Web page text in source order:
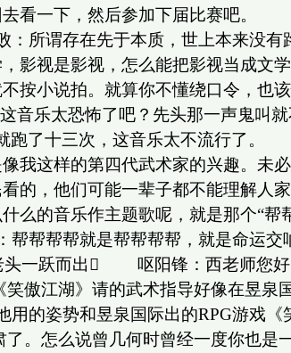
去看一下，然后参加下届比赛吧
存在先于本质，世上本来没有
视是影视，怎么能把影视当成文学
不按小说拍。就算你不懂绕口令
乐太恐怖了吧？先头那一声鬼叫就
就跑了十三次，这音乐太不流行了
我这样的第四代武术家的兴趣。未
的，他们可能一辈子都不能理解人家
么的音乐作主题歌呢，就是那个“帮
帮帮帮就是帮帮帮帮，就是命
跃而出 呕阳锋：西老师您好，
江湖》请的武术指导好像在昱泉
姿势和昱泉国际出的RPG游戏《
怎么说曾几何时曾经一度你也是